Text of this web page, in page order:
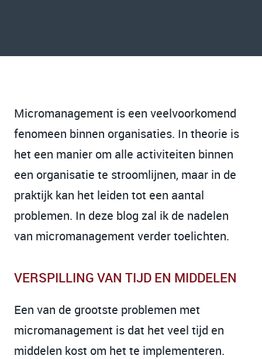
Micromanagement is een veelvoorkomend
fenomeen binnen organisaties. In theorie is
het een manier om alle activiteiten binnen
een organisatie te stroomlijnen, maar in de
praktijk kan het leiden tot een aantal
problemen. In deze blog zal ik de nadelen
van micromanagement verder toelichten.
VERSPILLING VAN TIJD EN MIDDELEN
Een van de grootste problemen met
micromanagement is dat het veel tijd en
middelen kost om het te implementeren.